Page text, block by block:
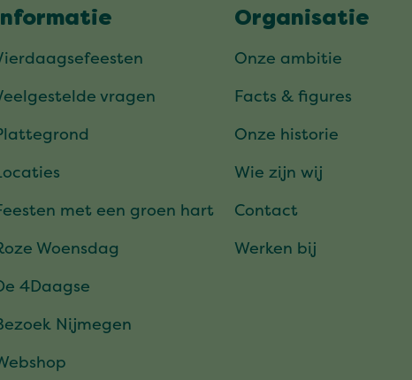
vragen
met een groen hart
Woensdag
4Daagse
Nijmegen
Organisatie
Onze ambitie
Facts & figures
Onze historie
Wie zijn wij
Contact
Werken bij